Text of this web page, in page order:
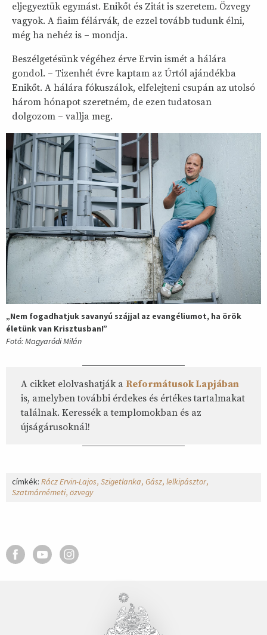
eljegyeztük egymást. Enikőt és Zitát is szeretem. Özvegy
vagyok. A fiaim félárvák, de ezzel tovább tudunk élni,
még ha nehéz is – mondja.
Beszélgetésünk végéhez érve Ervin ismét a hálára
gondol. – Tizenhét évre kaptam az Úrtól ajándékba
Enikőt. A hálára fókuszálok, elfelejteni csupán az utolsó
három hónapot szeretném, de ezen tudatosan
dolgozom – vallja meg.
„Nem fogadhatjuk savanyú szájjal az evangéliumot, ha örök
életünk van Krisztusban!”
Fotó: Magyaródi Milán
A cikket elolvashatják a Reformátusok Lapjában
is, amelyben további érdekes és értékes tartalmakat
találnak. Keressék a templomokban és az
újságárusoknál!
címkék: Rácz Ervin-Lajos Szigetlanka Gász lelkipásztor
Szatmárnémeti özvegy